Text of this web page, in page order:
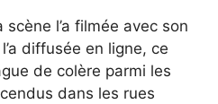
scène l’a filmée avec son
diffusée en ligne, ce
de colère parmi les
dans les rues